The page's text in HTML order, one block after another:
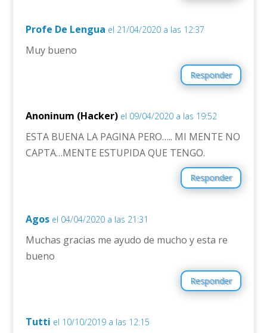
Profe De Lengua el 21/04/2020 a las 12:37
Muy bueno
Responder
Anoninum (Hacker) el 09/04/2020 a las 19:52
ESTA BUENA LA PAGINA PERO….. MI MENTE NO
CAPTA…MENTE ESTUPIDA QUE TENGO.
Responder
Agos el 04/04/2020 a las 21:31
Muchas gracias me ayudo de mucho y esta re
bueno
Responder
Tutti el 10/10/2019 a las 12:15